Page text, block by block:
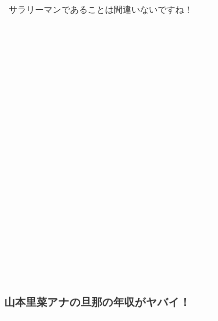
サラリーマンであることは間違いないですね！
山本里菜アナの旦那の年収がヤバイ！